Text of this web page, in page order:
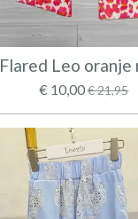
Flared Leo oranje
€ 10,00€ 21,95